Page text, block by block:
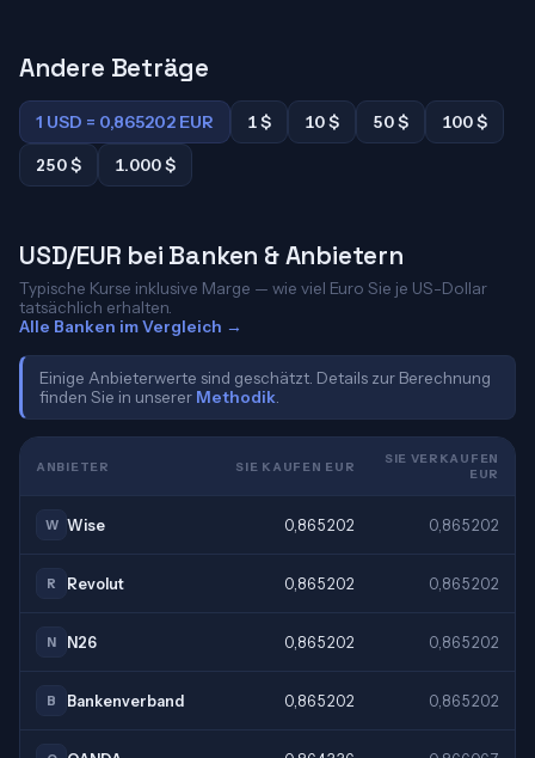
Andere Beträge
1 USD = 0,865202 EUR 1 $ 10 $ 50 $
100 $
250 $
1.000 $
USD/EUR bei Banken & Anbietern
Typische Kurse inklusive Marge — wie viel Euro Sie je US-Dollar
tatsächlich erhalten.
Alle Banken im Vergleich →
Einige Anbieterwerte sind geschätzt. Details zur Berechnung
finden Sie in unserer Methodik
ANBIETER SIE KAUFEN EUR
SIE VERKAUFEN
EUR
W Wise 0,865202 0,865202
R Revolut 0,865202 0,865202
N N26 0,865202 0,865202
B Bankenverband 0,865202 0,865202